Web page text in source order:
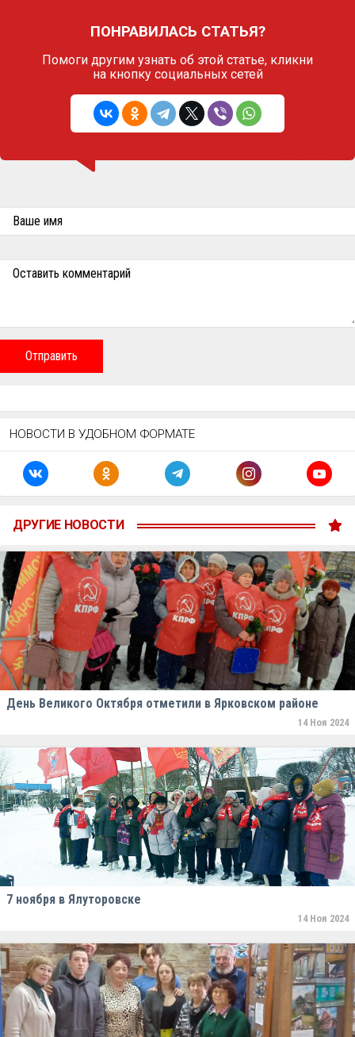
ПОНРАВИЛАСЬ СТАТЬЯ?
Помоги другим узнать об этой статье, кликни
на кнопку социальных сетей
Ваше имя
Оставить комментарий
Отправить
НОВОСТИ В УДОБНОМ ФОРМАТЕ
ДРУГИЕ НОВОСТИ
День Великого Октября отметили в Ярковском районе
14 Ноя 2024
7 ноября в Ялуторовске
14 Ноя 2024